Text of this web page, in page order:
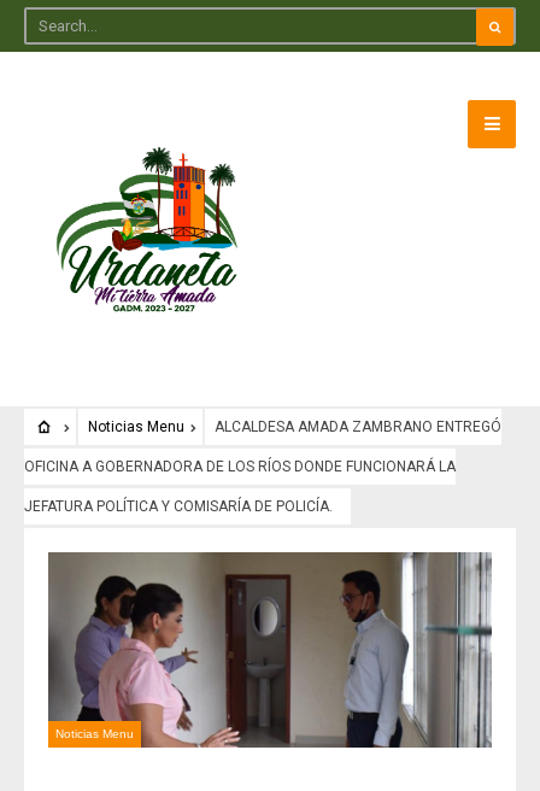
Noticias Menu ALCALDESA AMADA ZAMBRANO ENTREGÓ
OFICINA A GOBERNADORA DE LOS RÍOS DONDE FUNCIONARÁ LA
JEFATURA POLÍTICA Y COMISARÍA DE POLICÍA.
Noticias Menu